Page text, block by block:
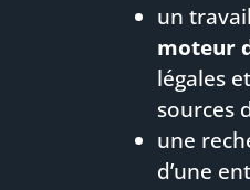
un
moteur
légales
sources
une
d’une